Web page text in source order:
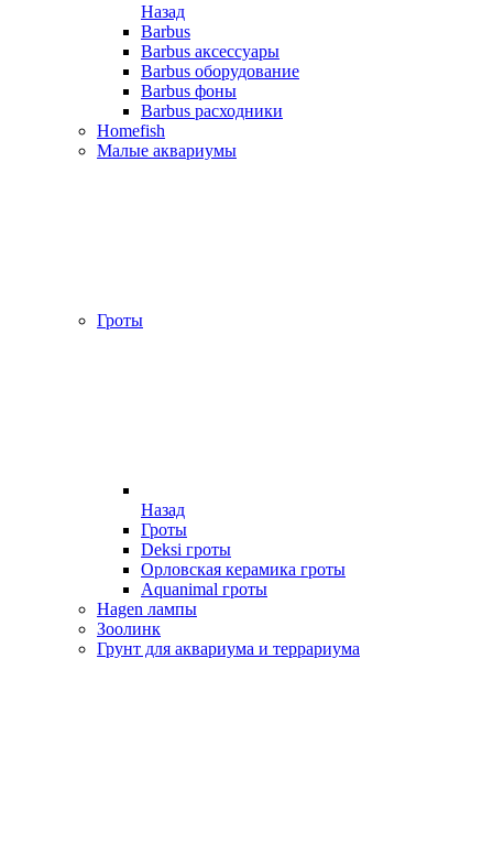
Назад
Barbus
Barbus аксессуары
Barbus оборудование
Barbus фоны
Barbus расходники
Homefish
Малые аквариумы
Гроты
Назад
Гроты
Deksi гроты
Орловская керамика гроты
Aquanimal гроты
Hagen лампы
Зоолинк
Грунт для аквариума и террариума